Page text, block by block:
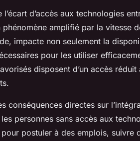
d’accès aux technologies
amplifié par la vitesse
impacte non seulement la
pour les utiliser
disposent d’un accès
conséquences directes sur
personnes sans accès aux
postuler à des emplois, suivre